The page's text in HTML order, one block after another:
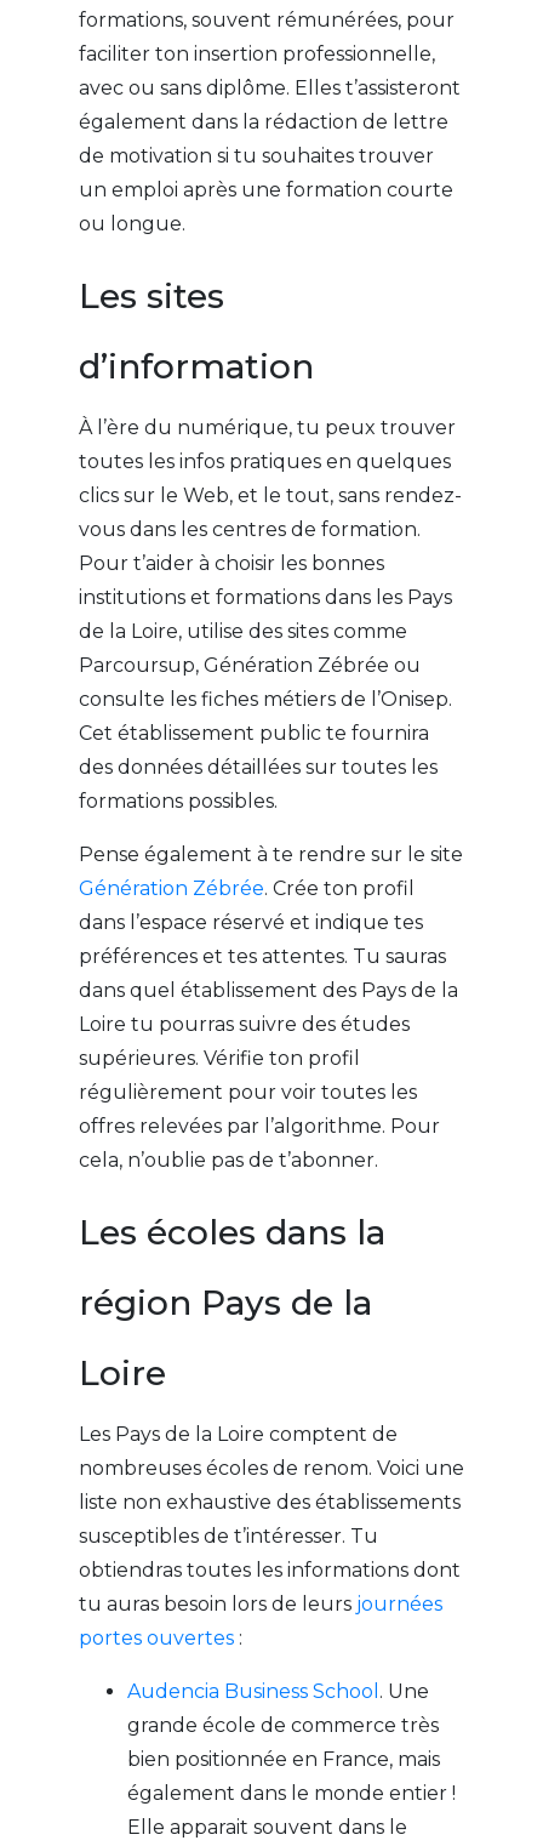
formations, souvent rémunérées, pour
faciliter ton insertion professionnelle,
avec ou sans diplôme. Elles t’assisteront
également dans la rédaction de lettre
de motivation si tu souhaites trouver
un emploi après une formation courte
ou longue.
Les sites
d’information
À l’ère du numérique, tu peux trouver
toutes les infos pratiques en quelques
clics sur le Web, et le tout, sans rendez-
vous dans les centres de formation.
Pour t’aider à choisir les bonnes
institutions et formations dans les Pays
de la Loire, utilise des sites comme
Parcoursup, Génération Zébrée ou
consulte les fiches métiers de l’Onisep.
Cet établissement public te fournira
des données détaillées sur toutes les
formations possibles.
Pense également à te rendre sur le site
Génération Zébrée. Crée ton profil
dans l’espace réservé et indique tes
préférences et tes attentes. Tu sauras
dans quel établissement des Pays de la
Loire tu pourras suivre des études
supérieures. Vérifie ton profil
régulièrement pour voir toutes les
offres relevées par l’algorithme. Pour
cela, n’oublie pas de t’abonner.
Les écoles dans la
région Pays de la
Loire
Les Pays de la Loire comptent de
nombreuses écoles de renom. Voici une
liste non exhaustive des établissements
susceptibles de t’intéresser. Tu
obtiendras toutes les informations dont
tu auras besoin lors de leurs journées
portes ouvertes:
Audencia Business School . Une
grande école de commerce très
bien positionnée en France, mais
également dans le monde entier !
Elle apparait souvent dans le